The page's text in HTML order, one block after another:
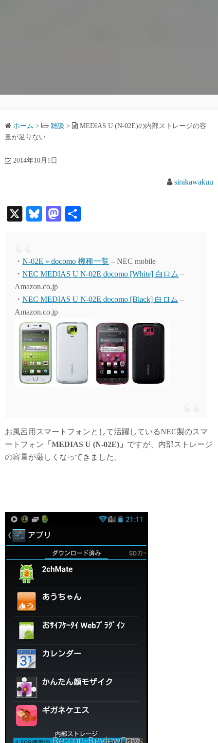
ホーム > 雑談 >
MEDIAS U (N-02E)の内部ストレージの容
量が足りない
2014年10月1日
sirakawakuu
X
Bl
y
M
do
n
・ N-02E » docomo 機種一覧 – NEC mobile
・ NEC MEDIAS U N-02E docomo [White] 白ロム –
Amazon.co.jp
・ NEC MEDIAS U N-02E docomo [Black] 白ロム –
Amazon.co.jp
お風呂用スマートフォンとして活躍しているNEC製のスマ
ートフォン 「MEDIAS U (N-02E)」 ですが、内部ストレージ
の容量が厳しくなってきました。